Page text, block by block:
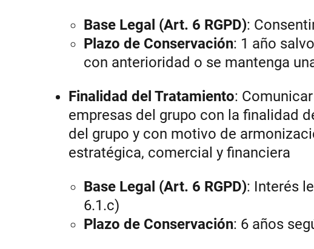
Base Legal (Art. 6 RGPD):
Plazo de Conservación: 1 año
con anterioridad o se mantenga
Finalidad del Tratamiento:
empresas del grupo con la finalidad
del grupo y con motivo de
estratégica, comercial y financiera
Base Legal (Art. 6 RGPD): Interés
6.1.c)
Plazo de Conservación: 6 años